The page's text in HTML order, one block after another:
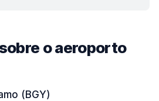
o aeroporto
(BGY)